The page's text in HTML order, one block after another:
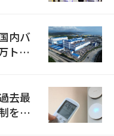
内バ
トン
去最
を点